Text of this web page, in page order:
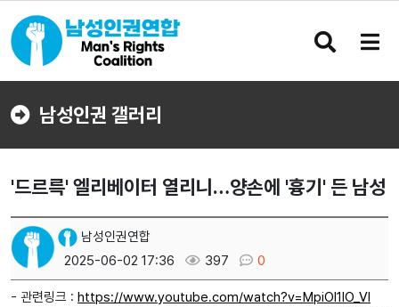
검
버
메
버
남성인권 갤러리
'드르륵' 엘리베이터 열리니…양손에 '흉기' 든 남성
남성인권연합
2025-06-02 17:36
397 0
- 관련링크 : https://www.youtube.com/watch?v=MpiOI1IO_VI